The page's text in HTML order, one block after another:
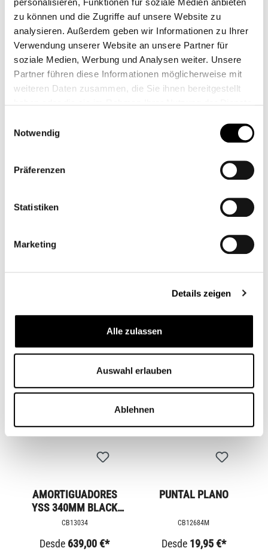
zu können und die Zugriffe auf unsere Website zu
analysieren. Außerdem geben wir Informationen zu Ihrer
Verwendung unserer Website an unsere Partner für
soziale Medien, Werbung und Analysen weiter. Unsere
Partner führen diese Informationen möglicherweise mit
weiteren Daten zusammen, die Sie ihnen bereitgestellt
Notwendig
Präferenzen
Statistiken
Marketing
Details zeigen
Alle zulassen
Auswahl erlauben
Ablehnen
MUELLES DEL
AMORTIGUADOR
TRASERO DE LA
THRUXTON 1200 R
NEGRO
CB11739M
Desde 139,95 €*
AMORTIGUADOR
WILBERS - BOBBER -
TIPO 640 ROAD
CB12925
Desde 699,00 €*
%
KIT DE ELEVACIÓN
del 9.39%)
AMORTIGUADORES
Desde639,00 €*
AMORTIGUADORES
YSS 340MM BLACK
LINE
CB13034
Desde 639,00 €*
PUNTAL PLANO
CB12684M
Desde 19,95 €*